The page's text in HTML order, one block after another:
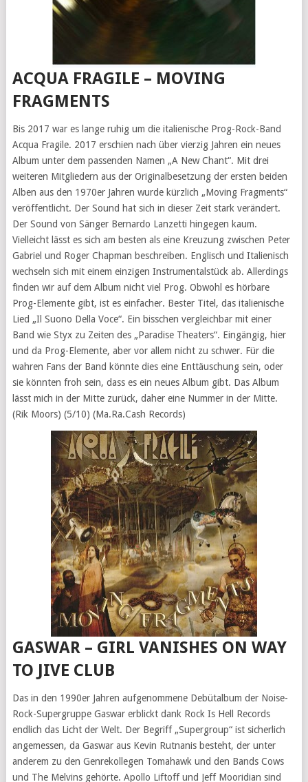
ACQUA FRAGILE – MOVING
FRAGMENTS
Bis 2017 war es lange ruhig um die italienische Prog-Rock-Band
Acqua Fragile. 2017 erschien nach über vierzig Jahren ein neues
Album unter dem passenden Namen „A New Chant“. Mit drei
weiteren Mitgliedern aus der Originalbesetzung der ersten beiden
Alben aus den 1970er Jahren wurde kürzlich „Moving Fragments“
veröffentlicht. Der Sound hat sich in dieser Zeit stark verändert.
Der Sound von Sänger Bernardo Lanzetti hingegen kaum.
Vielleicht lässt es sich am besten als eine Kreuzung zwischen Peter
Gabriel und Roger Chapman beschreiben. Englisch und Italienisch
wechseln sich mit einem einzigen Instrumentalstück ab. Allerdings
finden wir auf dem Album nicht viel Prog. Obwohl es hörbare
Prog-Elemente gibt, ist es einfacher. Bester Titel, das italienische
Lied „Il Suono Della Voce“. Ein bisschen vergleichbar mit einer
Band wie Styx zu Zeiten des „Paradise Theaters“. Eingängig, hier
und da Prog-Elemente, aber vor allem nicht zu schwer. Für die
wahren Fans der Band könnte dies eine Enttäuschung sein, oder
sie könnten froh sein, dass es ein neues Album gibt. Das Album
lässt mich in der Mitte zurück, daher eine Nummer in der Mitte.
(Rik Moors) (5/10) (Ma.Ra.Cash Records)
GASWAR – GIRL VANISHES ON WAY
TO JIVE CLUB
Das in den 1990er Jahren aufgenommene Debütalbum der Noise-
Rock-Supergruppe Gaswar erblickt dank Rock Is Hell Records
endlich das Licht der Welt. Der Begriff „Supergroup“ ist sicherlich
angemessen, da Gaswar aus Kevin Rutnanis besteht, der unter
anderem zu den Genrekollegen Tomahawk und den Bands Cows
und The Melvins gehörte. Apollo Liftoff und Jeff Mooridian sind